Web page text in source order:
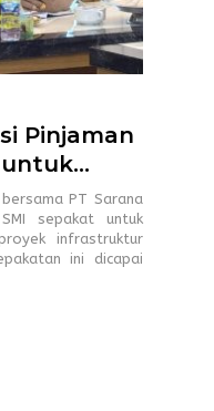
Pinjaman
untuk
PT Sarana
sepakat untuk
infrastruktur
ini dicapai